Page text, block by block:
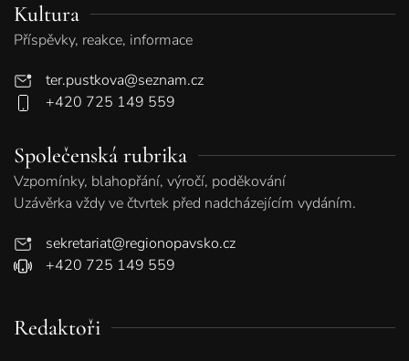
Kultura
Příspěvky, reakce, informace
ter.pustkova@seznam.cz
+420 725 149 559
Společenská rubrika
Vzpomínky, blahopřání, výročí, poděkování
Uzávěrka vždy ve čtvrtek před nadcházejícím vydáním.
sekretariat@regionopavsko.cz
+420 725 149 559
Redaktoři